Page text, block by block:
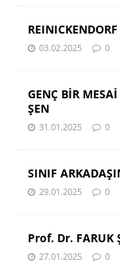
03.02.2025 0
GENÇ BİR
ŞEN
31.01.2025 0
SINIF
29.01.2025 0
Prof. Dr. FARUK
27.01.2025 0